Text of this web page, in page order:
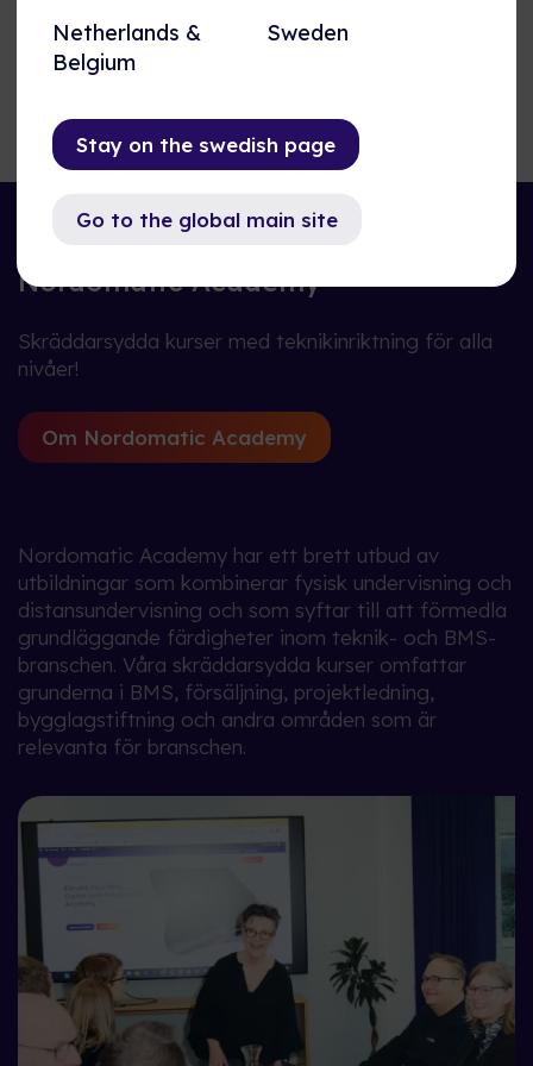
Nordomatic Academy
Skräddarsydda kurser med teknikinriktning för alla
nivåer!
Om Nordomatic Academy
Nordomatic Academy har ett brett utbud av
utbildningar som kombinerar fysisk undervisning och
distansundervisning och som syftar till att förmedla
grundläggande färdigheter inom teknik- och BMS-
branschen. Våra skräddarsydda kurser omfattar
grunderna i BMS, försäljning, projektledning,
bygglagstiftning och andra områden som är
relevanta för branschen.
Netherlands &
Belgium
Sweden
Stay on the swedish page
Go to the global main site